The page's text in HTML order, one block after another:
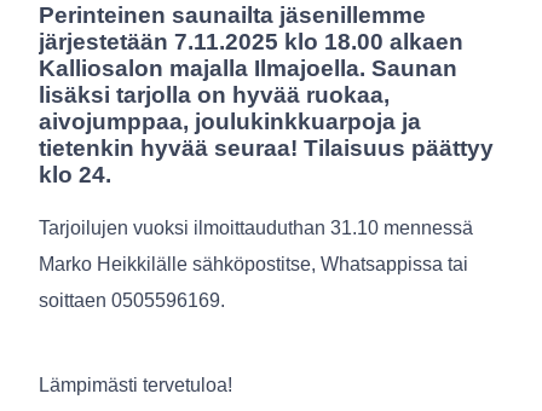
Perinteinen saunailta jäsenillemme
järjestetään 7.11.2025 klo 18.00 alkaen
Kalliosalon majalla Ilmajoella. Saunan
lisäksi tarjolla on hyvää ruokaa,
aivojumppaa, joulukinkkuarpoja ja
tietenkin hyvää seuraa! Tilaisuus päättyy
klo 24.
Tarjoilujen vuoksi ilmoittauduthan 31.10 mennessä
Marko Heikkilälle sähköpostitse, Whatsappissa tai
soittaen 0505596169.
Lämpimästi tervetuloa!